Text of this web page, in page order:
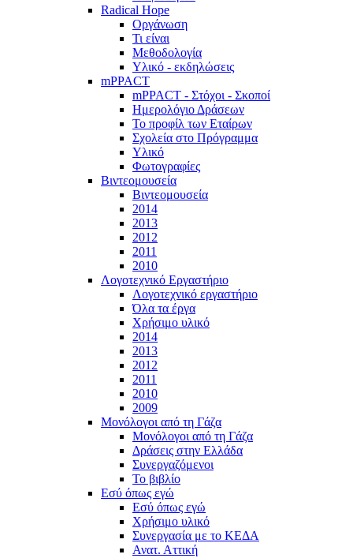
Radical Hope
Οργάνωση
Τι είναι
Μεθοδολογία
Υλικό - εκδηλώσεις
mPPACT
mPPACT - Στόχοι - Σκοποί
Ημερολόγιο Δράσεων
Το προφίλ των Εταίρων
Σχολεία στο Πρόγραμμα
Υλικό
Φωτογραφίες
Βιντεομουσεία
Βιντεομουσεία
2014
2013
2012
2011
2010
Λογοτεχνικό Εργαστήριο
Λογοτεχνικό εργαστήριο
Όλα τα έργα
Χρήσιμο υλικό
2014
2013
2012
2011
2010
2009
Μονόλογοι από τη Γάζα
Μονόλογοι από τη Γάζα
Δράσεις στην Ελλάδα
Συνεργαζόμενοι
To βιβλίο
Εσύ όπως εγώ
Εσύ όπως εγώ
Χρήσιμο υλικό
Συνεργασία με το ΚΕΔΑ
Ανατ. Αττική